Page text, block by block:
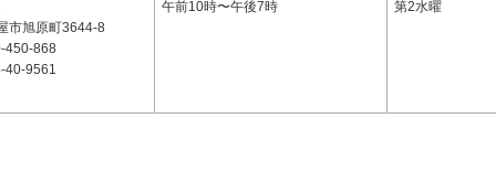
市旭原町3644-8
450-868
40-9561
午前10時〜午後7時 第2水曜